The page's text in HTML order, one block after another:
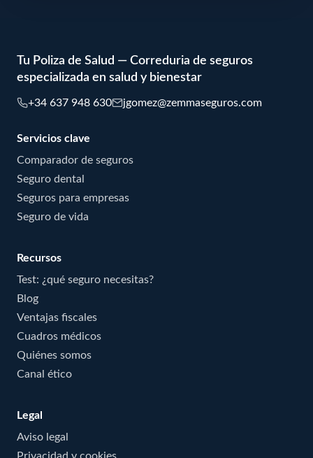
Tu Poliza de Salud — Correduria de seguros
especializada en salud y bienestar
+34 637 948 630 jgomez@zemmaseguros.com
Servicios clave
Comparador de seguros
Seguro dental
Seguros para empresas
Seguro de vida
Recursos
Test: ¿qué seguro necesitas?
Blog
Ventajas fiscales
Cuadros médicos
Quiénes somos
Canal ético
Legal
Aviso legal
Privacidad y cookies